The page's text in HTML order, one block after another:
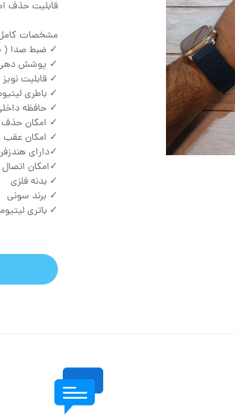
قابلیت حذف
مشخصات
✓ ضبط صدا (
✓ پوشش دهی 30 متر
✓ قابلیت
✓ باطری
✓ حافظه داخلی 16
✓ امکان حذف
✓ امکان
✓دارای
✓امکان
✓ بدنه فلزی
✓ برند سونی
✓ باتری